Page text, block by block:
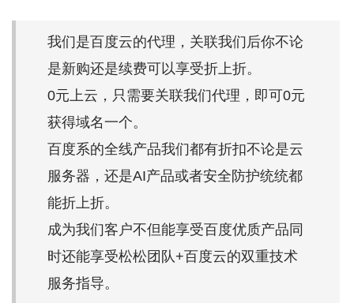
我们是百度云的代理，关联我们后你不论
是新购还是续费可以享受折上折。
0元上云，只需要关联我们代理，即可0元
获得域名一个。
百度系的全线产品我们都有折扣不论是云
服务器，还是AI产品或者安全防护统统都
能折上折。
成为我们客户不但能享受百度优质产品同
时还能享受松松团队+百度云的双重技术
服务指导。